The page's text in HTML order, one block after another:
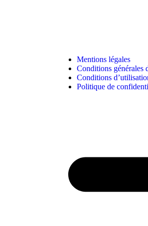
Mentions légales
Conditions générales
Conditions
Politique de